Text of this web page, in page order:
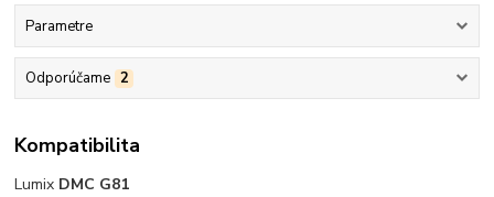
Parametre
Odporúčame 2
Kompatibilita
Lumix DMC G81